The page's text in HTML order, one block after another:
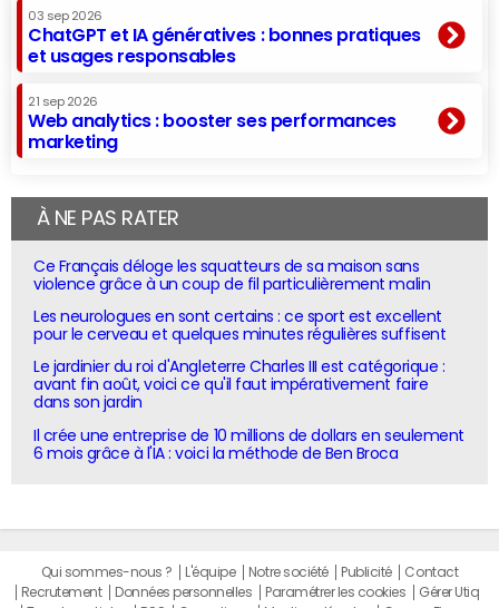
03 sep 2026
ChatGPT et IA génératives : bonnes pratiques
et usages responsables
21 sep 2026
Web analytics : booster ses performances
marketing
À NE PAS RATER
Ce Français déloge les squatteurs de sa maison sans
violence grâce à un coup de fil particulièrement malin
Les neurologues en sont certains : ce sport est excellent
pour le cerveau et quelques minutes régulières suffisent
Le jardinier du roi d'Angleterre Charles III est catégorique :
avant fin août, voici ce qu'il faut impérativement faire
dans son jardin
Il crée une entreprise de 10 millions de dollars en seulement
6 mois grâce à l'IA : voici la méthode de Ben Broca
Qui sommes-nous ? L'équipe Notre société Publicité
Contact
Recrutement
Données personnelles Paramétrer les cookies
Gérer Utiq